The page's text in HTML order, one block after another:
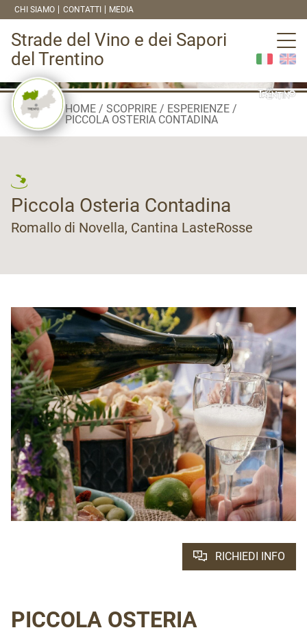
CHI SIAMO CONTATTI MEDIA
Strade del Vino e dei Sapori
del Trentino
HOME SCOPRIRE
ESPERIENZE
PICCOLA OSTERIA CONTADINA
Piccola Osteria Contadina
Romallo di Novella, Cantina LasteRosse
RICHIEDI INFO
PICCOLA OSTERIA